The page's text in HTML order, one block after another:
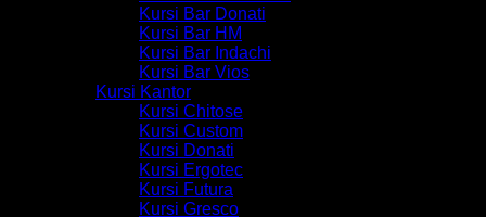
Kursi Bar Donati
Kursi Bar HM
Kursi Bar Indachi
Kursi Bar Vios
Kursi Kantor
Kursi Chitose
Kursi Custom
Kursi Donati
Kursi Ergotec
Kursi Futura
Kursi Gresco